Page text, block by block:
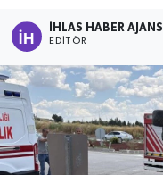
İHLAS HABER AJANSI
EDITÖR
EĞİTİM
İLÇELER
Haber Arşivi